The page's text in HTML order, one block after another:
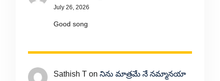
July 26, 2026
Good song
Sathish Ton నిను మాత్రమే నే నమ్మానయా